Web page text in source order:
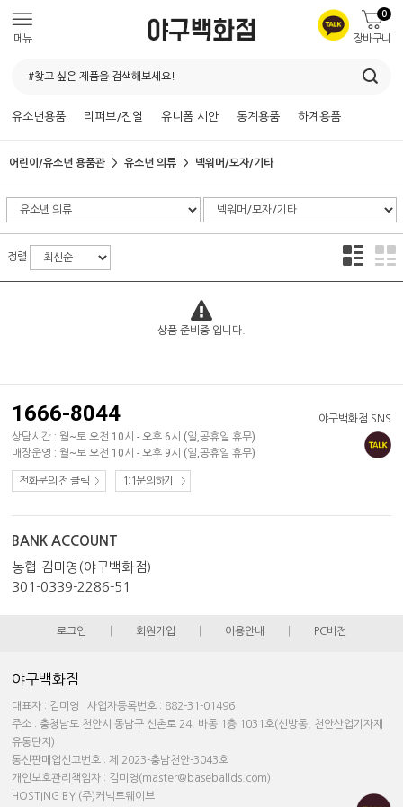
메뉴 장바구니
0
유소년용품 리퍼브/진열 유니폼 시안 동계용품 하계용품
어린이/유소년 용품관 유소년 의류 넥워머/모자/기타
정렬
상품 준비중 입니다.
야구백화점 SNS
1666-8044
상담시간 : 월~토 오전 10시 - 오후 6시 (일,공휴일 휴무)
매장운영 : 월~토 오전 10시 - 오후 9시 (일,공휴일 휴무)
전화문의 전 클릭 1:1문의하기
BANK ACCOUNT
농협 김미영(야구백화점)
301-0339-2286-51
로그인 회원가입 이용안내 PC버전
야구백화점
대표자 : 김미영 사업자등록번호 : 882-31-01496
주소 : 충청남도 천안시 동남구 신촌로 24. 바동 1층 1031호(신방동, 천안산업기자재
유통단지)
통신판매업신고번호 : 제 2023-충남천안-3043호
개인보호관리책임자 : 김미영(master@baseballds.com)
HOSTING BY (주)커넥트웨이브